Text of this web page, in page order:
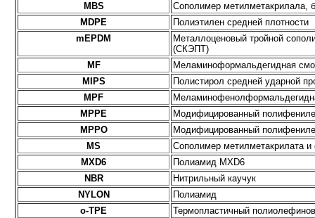
MBS
Сополимер метилметакрилала,
MDPE
Полиэтилен средней плотности
mEPDM
Металлоценовый тройной
(СКЭПТ)
MF
Меламиноформальдегидная
MIPS
Полистирол средней ударной
MPF
MPPE
Модифицированный
MPPO
Модифицированный
MS
Сополимер метилметакрилата и
MXD6
Полиамид MXD6
NBR
Нитрильный каучук
NYLON
Полиамид
o-TPE
Термопластичный